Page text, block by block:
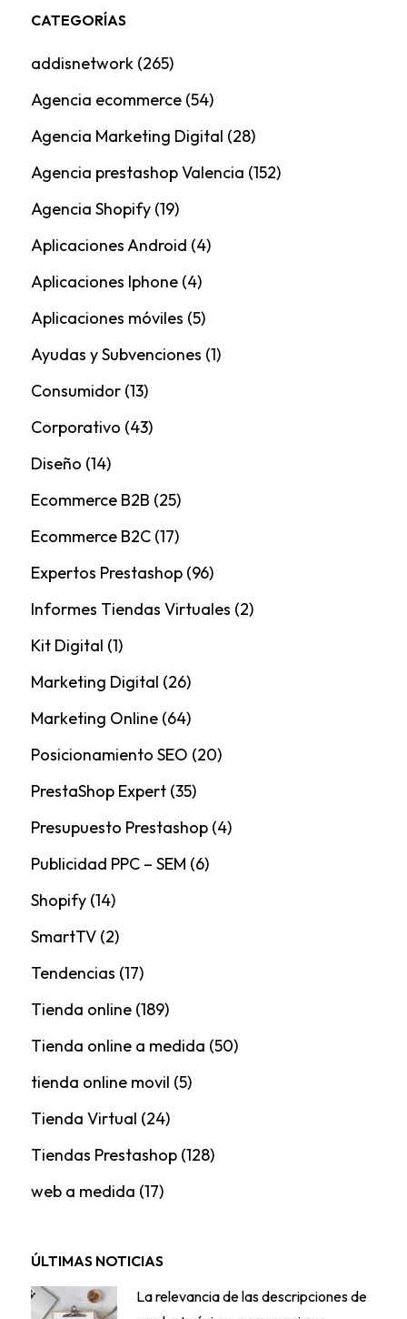
CATEGORÍAS
addisnetwork(265)
Agencia ecommerce(54)
Agencia Marketing Digital (28)
Agencia prestashop Valencia (152)
Agencia Shopify(19)
Aplicaciones Android (4)
Aplicaciones Iphone(4)
Aplicaciones móviles (5)
Ayudas y Subvenciones (1)
Consumidor(13)
Corporativo (43)
Diseño (14)
Ecommerce B2B (25)
Ecommerce B2C(17)
Expertos Prestashop(96)
Informes Tiendas Virtuales (2)
Kit Digital (1)
Marketing Digital (26)
Marketing Online(64)
Posicionamiento SEO (20)
PrestaShop Expert(35)
Presupuesto Prestashop(4)
Publicidad PPC – SEM (6)
Shopify(14)
SmartTV(2)
Tendencias (17)
Tienda online(189)
Tienda online a medida (50)
tienda online movil (5)
Tienda Virtual (24)
Tiendas Prestashop(128)
web a medida (17)
ÚLTIMAS NOTICIAS
La relevancia de las descripciones de